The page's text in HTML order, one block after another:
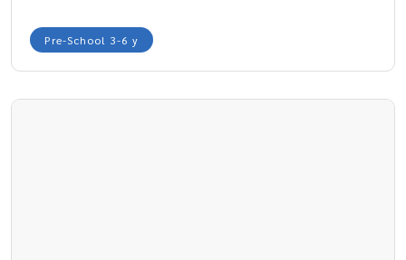
Pre-School 3-6 y